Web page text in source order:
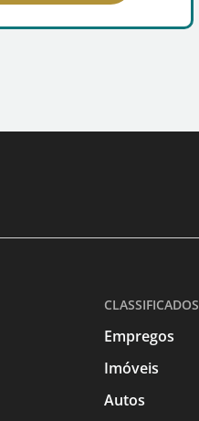
CLASSIFICADOS
Empregos
Imóveis
Autos